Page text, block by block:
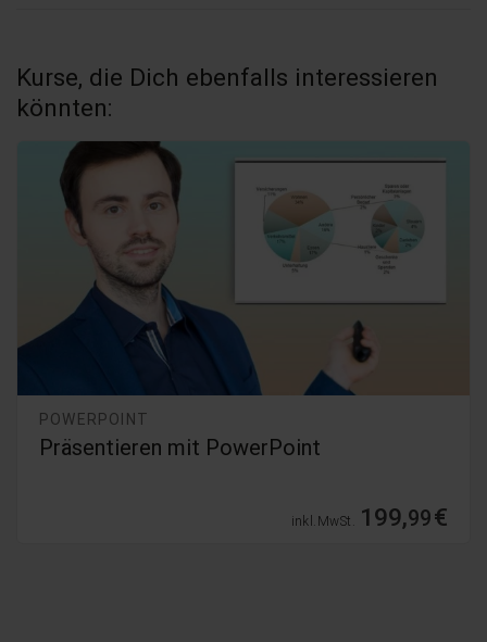
Kurse, die Dich ebenfalls interessieren
könnten:
POWERPOINT
Präsentieren mit PowerPoint
inkl. MwSt. 199,99€